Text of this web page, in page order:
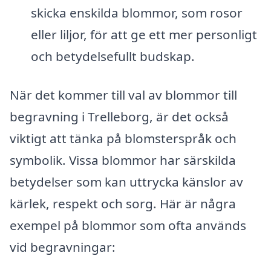
skicka enskilda blommor, som rosor
eller liljor, för att ge ett mer personligt
och betydelsefullt budskap.
När det kommer till val av blommor till
begravning i Trelleborg, är det också
viktigt att tänka på blomsterspråk och
symbolik. Vissa blommor har särskilda
betydelser som kan uttrycka känslor av
kärlek, respekt och sorg. Här är några
exempel på blommor som ofta används
vid begravningar: